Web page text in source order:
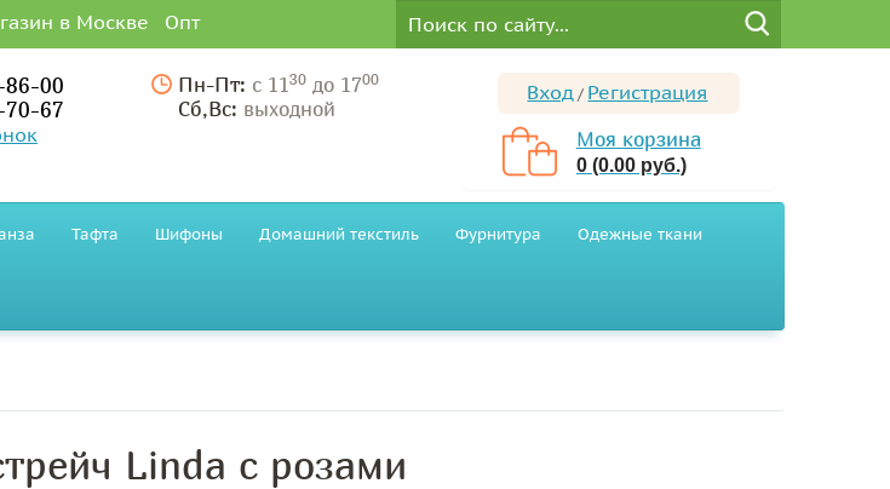
в Москве Опт
00
67
Пн-Пт: с 1130 до 1700
Сб,Вс: выходной
Вход / Регистрация
Моя корзина
0 (0.00 руб.)
Тафта Шифоны Домашний текстиль Фурнитура Одежные ткани
Linda с розами